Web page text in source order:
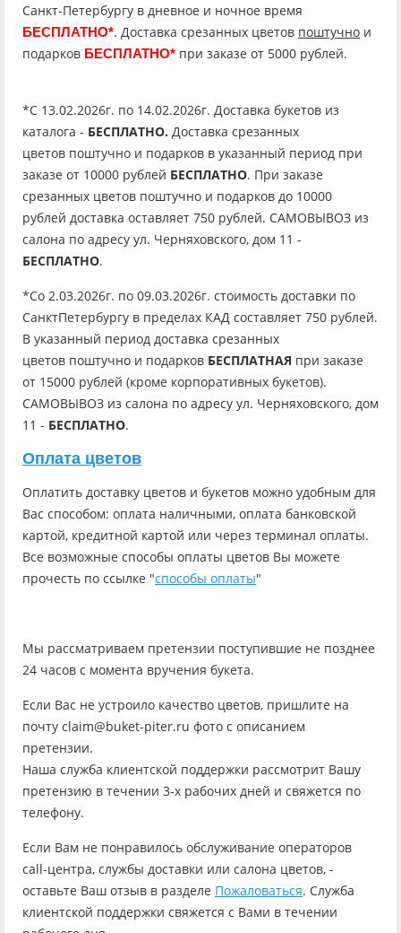
Санкт-Петербургу в дневное и ночное время
БЕСПЛАТНО*. Доставка срезанных цветов поштучно и
подарков БЕСПЛАТНО* при заказе от 5000 рублей.
*C 13.02.2026г. по 14.02.2026г. Доставка букетов из
каталога - БЕСПЛАТНО. Доставка срезанных
цветов поштучно и подарков в указанный период при
заказе от 10000 рублей БЕСПЛАТНО. При заказе
срезанных цветов поштучно и подарков до 10000
рублей доставка оставляет 750 рублей. САМОВЫВОЗ из
салона по адресу ул. Черняховского, дом 11 -
БЕСПЛАТНО.
*Со 2.03.2026г. по 09.03.2026г. стоимость доставки по
СанктПетербургу в пределах КАД составляет 750 рублей.
В указанный период доставка срезанных
цветов поштучно и подарков БЕСПЛАТНАЯ при заказе
от 15000 рублей (кроме корпоративных букетов).
САМОВЫВОЗ из салона по адресу ул. Черняховского, дом
11 - БЕСПЛАТНО.
Оплата цветов
Оплатить доставку цветов и букетов можно удобным для
Вас способом: оплата наличными, оплата банковской
картой, кредитной картой или через терминал оплаты.
Все возможные способы оплаты цветов Вы можете
прочесть по ссылке "способы оплаты"
Мы рассматриваем претензии поступившие не позднее
24 часов с момента вручения букета.
Если Вас не устроило качество цветов, пришлите на
почту claim@buket-piter.ru фото с описанием
претензии.
Наша служба клиентской поддержки рассмотрит Вашу
претензию в течении 3-х рабочих дней и свяжется по
телефону.
Если Вам не понравилось обслуживание операторов
call-центра, службы доставки или салона цветов, -
оставьте Ваш отзыв в разделе Пожаловаться. Служба
клиентской поддержки свяжется с Вами в течении